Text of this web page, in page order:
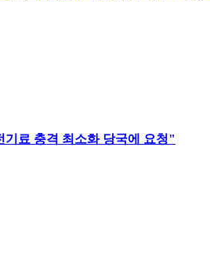
료 충격 최소화 당국에 요청"